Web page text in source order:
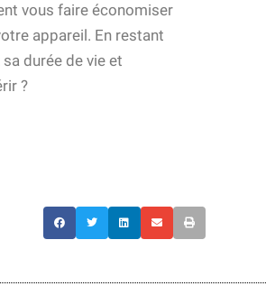
vous faire économiser
appareil. En restant
durée de vie et
?